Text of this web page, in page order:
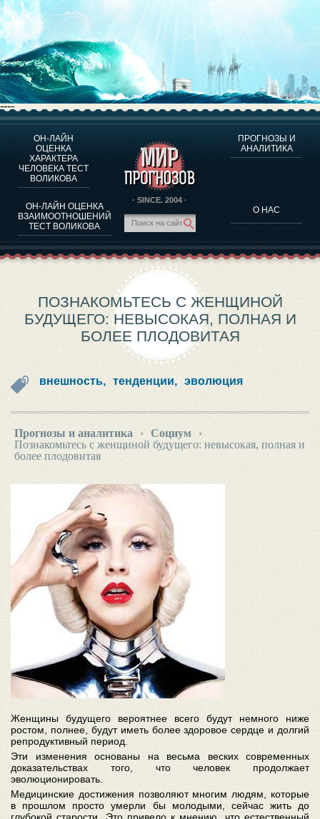
----
ОН-ЛАЙН
ОЦЕНКА
ХАРАКТЕРА
ЧЕЛОВЕКА ТЕСТ
ВОЛИКОВА
ОН-ЛАЙН ОЦЕНКА
ВЗАИМООТНОШЕНИЙ
ТЕСТ ВОЛИКОВА
· SINCE. 2004 ·
ПРОГНОЗЫ И
АНАЛИТИКА
О НАС
О ПРОГРАММЕ
ОЦЕНКА ХАРАКТЕРA ЧЕЛОВЕКА
ОЦЕНКА ХАРАКТЕРА ВЫДАЮЩИХСЯ ЛИЧНОСТЕЙ
О ПРОГРАММЕ
ТЕСТ НА СОВМЕСТИМОСТЬ ВОЛИКОВА
ПРОГНОЗЫ И АНАЛИТИКА
ПОЗНАКОМЬТЕСЬ С ЖЕНЩИНОЙ
БУДУЩЕГО: НЕВЫСОКАЯ, ПОЛНАЯ И
БОЛЕЕ ПЛОДОВИТАЯ
внешность, тенденции, эволюция
Прогнозы и аналитика › Социум
›
Познакомьтесь с женщиной будущего: невысокая, полная и
более плодовитая
Женщины будущего вероятнее всего будут немного ниже
ростом, полнее, будут иметь более здоровое сердце и долгий
репродуктивный период.
Эти изменения основаны на весьма веских современных
доказательствах того, что человек продолжает
эволюционировать.
Медицинские достижения позволяют многим людям, которые
в прошлом просто умерли бы молодыми, сейчас жить до